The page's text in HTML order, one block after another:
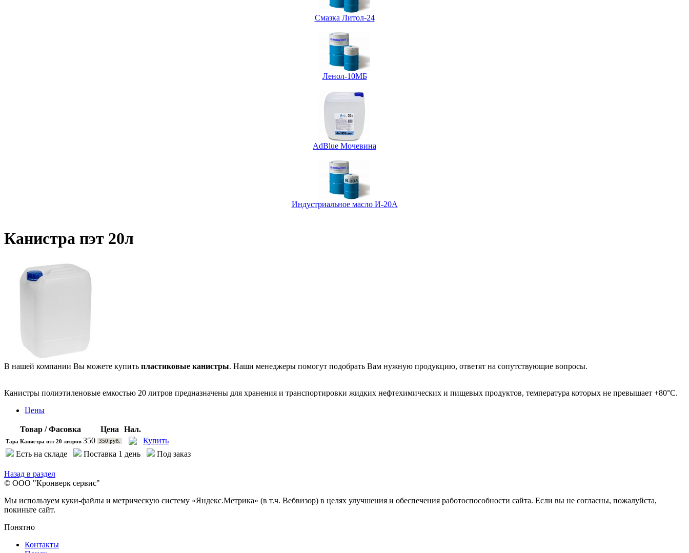
Смазка Литол-24
Ленол-10МБ
AdBlue Мочевина
Индустриальное масло И-20А
Канистра пэт 20л
В нашей компании Вы можете купить пластиковые канистры. Наши менеджеры помогут подобрать Вам нужную продукцию, ответят на сопутствующие вопросы.
Канистры полиэтиленовые емкостью 20 литров предназначены для хранения и транспортировки жидких нефтехимических и пищевых продуктов, температура которых не превышает +80°С.
Цены
Товар / Фасовка Цена Нал.
Тара Канистра пэт 20 литров 350 350 руб.
Купить
Есть на складе
Поставка 1 день Под заказ
Назад в раздел
© ООО "Кронверк сервис"
Мы используем куки-файлы и метрическую систему «Яндекс.Метрика» (в т.ч. Вебвизор) в целях улучшения и обеспечения работоспособности сайта. Если вы не согласны, пожалуйста,
покиньте сайт.
Понятно
Контакты